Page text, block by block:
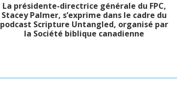
La présidente-directrice générale du FPC,
Stacey Palmer, s’exprime dans le cadre du
podcast Scripture Untangled, organisé par
la Société biblique canadienne